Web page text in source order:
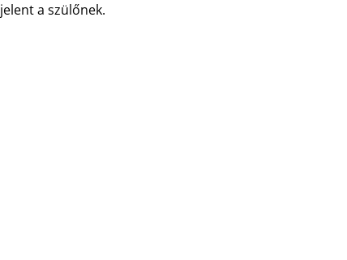
jelent a szülőnek.